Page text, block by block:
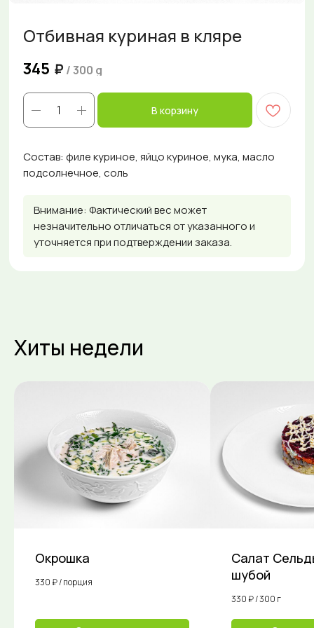
Отбивная куриная в кляре
345 ₽ / 300 g
В корзину
Состав: филе куриное, яйцо куриное, мука, масло
подсолнечное, соль
Внимание: Фактический вес может
незначительно отличаться от указанного и
уточняется при подтверждении заказа.
Хиты недели
Окрошка
330 ₽ / порция
Салат
шубой
330 ₽ / 300 г
Доставка